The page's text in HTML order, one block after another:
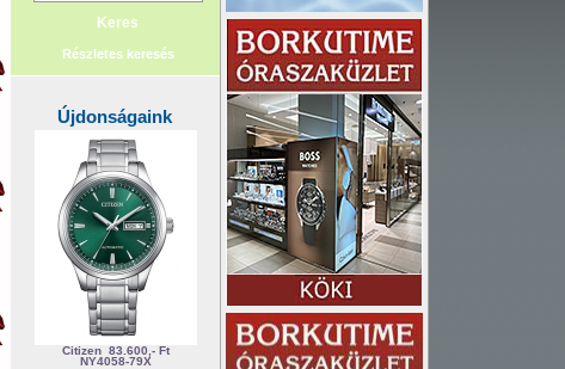
Részletes keresés
Újdonságaink
Citizen 83.600,- Ft
NY4058-79X